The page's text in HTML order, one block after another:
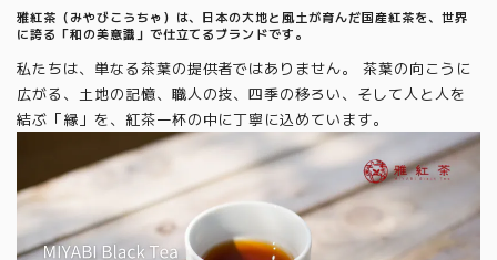
雅紅茶（みやびこうちゃ）は、日本の大地と風土が育んだ国産紅茶を、世界
に誇る「和の美意識」で仕立てるブランドです。
私たちは、単なる茶葉の提供者ではありません。 茶葉の向こうに
広がる、土地の記憶、職人の技、四季の移ろい、そして人と人を
結ぶ「縁」を、紅茶一杯の中に丁寧に込めています。